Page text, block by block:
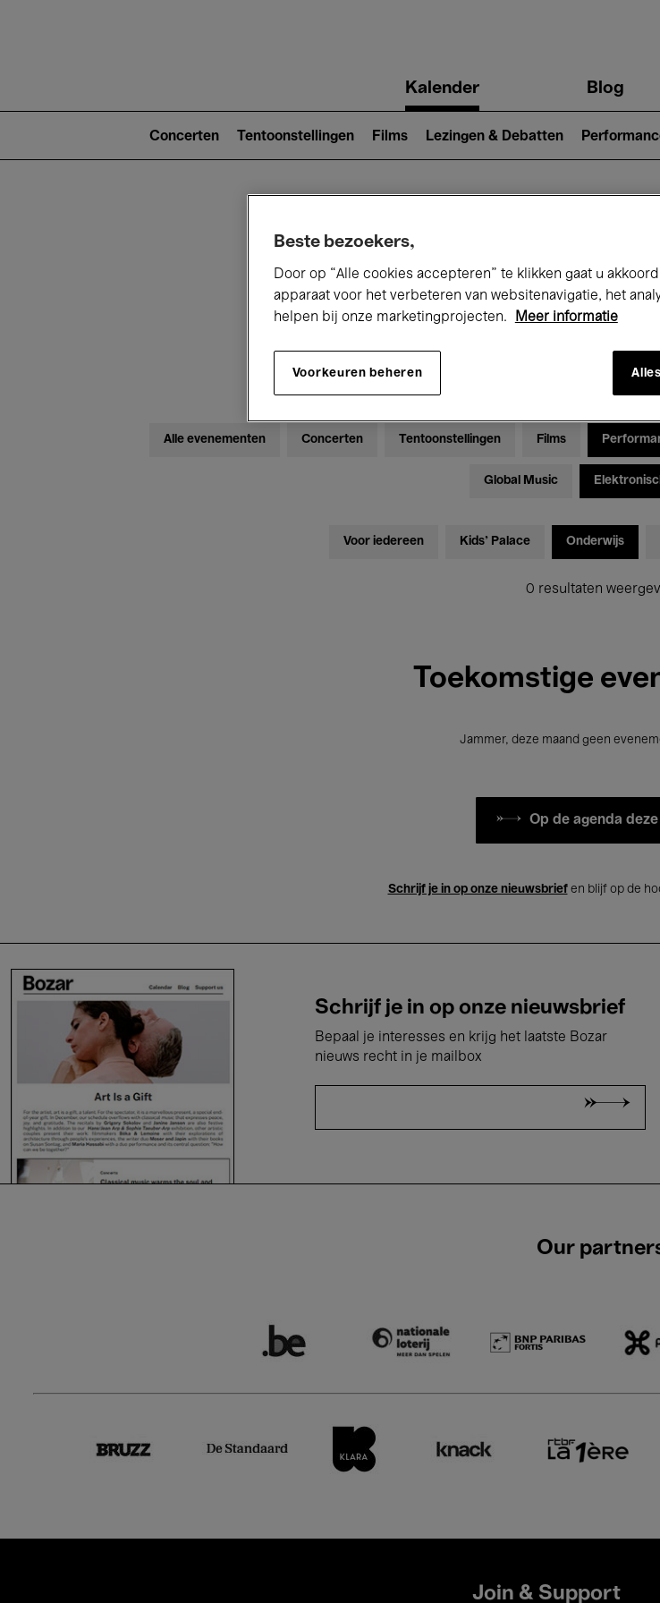
navigationKalender Blog
2)
Concerten Tentoonstellingen Films Lezingen & Debatten
Alle evenementen Concerten Tentoonstellingen Films
Global Music
Voor iedereen Kids’ Palace Onderwijs
0 resultaten
Toekomstige
Jammer, deze maand geen
Op de agenda deze
Schrijf je in op onze nieuwsbriefen blijf op de
Schrijf je in op onze nieuwsbrief
Bepaal je interesses en krijg het laatste Bozar
nieuws recht in je mailbox
Our
Join & Support
Beste bezoekers,
Door op “Alle cookies accepteren” te klikken gaat u
apparaat voor het verbeteren van websitenavigatie, het
helpen bij onze marketingprojecten.
Meer informatie
Voorkeuren beheren